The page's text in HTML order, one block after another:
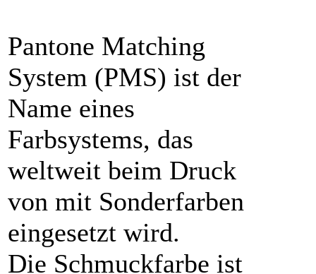
Pantone Matching
System (PMS) ist der
Name eines
Farbsystems, das
weltweit beim Druck
von mit Sonderfarben
eingesetzt wird.
Die Schmuckfarbe ist